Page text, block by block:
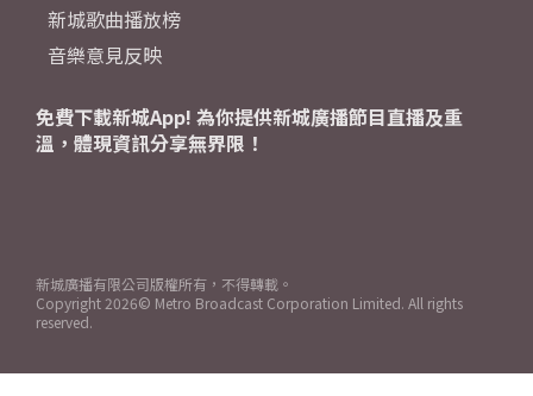
新城歌曲播放榜
音樂意見反映
免費下載新城App! 為你提供新城廣播節目直播及重
溫，體現資訊分享無界限！
新城廣播有限公司版權所有，不得轉載。
Copyright 2026© Metro Broadcast Corporation Limited. All rights
reserved.